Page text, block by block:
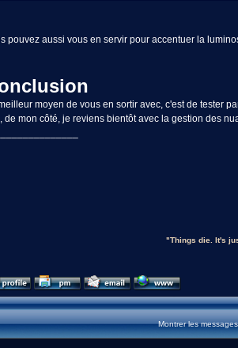
pouvez aussi vous en servir pour accentuer la
moyen de vous en sortir avec, c'est de tester
de mon côté, je reviens bientôt avec la gestion des
"Things die. It's
Montrer les